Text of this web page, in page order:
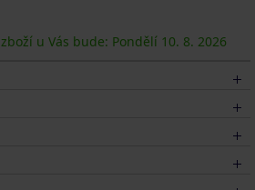
u Vás bude: Pondělí 10. 8. 2026